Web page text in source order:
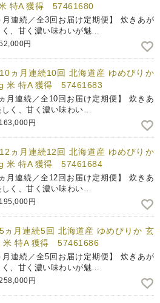
特A 獲得 57461680
連続／全3回お届け定期便】 炊きあが
く、甘く濃い味わいが魅…
円
ヵ月連続10回 北海道産 ゆめぴりか
米 特A 獲得 57461683
連続／全10回お届け定期便】 炊きあ
しく、甘く濃い味わい…
163,000円
ヵ月連続12回 北海道産 ゆめぴりか
米 特A 獲得 57461684
連続／全12回お届け定期便】 炊きあ
しく、甘く濃い味わい…
195,000円
ヵ月連続5回 北海道産 ゆめぴりか 玄
米 特A 獲得 57461686
連続／全5回お届け定期便】 炊きあが
く、甘く濃い味わいが魅…
円